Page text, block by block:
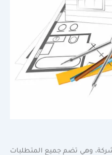
وهي تضم جميع المتطلبات